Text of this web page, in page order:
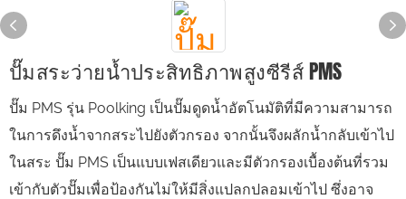
ปั๊มสระว่ายน้ำประสิทธิภาพสูงซีรีส์ PMS
ปั๊ม PMS รุ่น Poolking เป็นปั๊มดูดน้ำอัตโนมัติที่มีความสามารถ
ในการดึงน้ำจากสระไปยังตัวกรอง จากนั้นจึงผลักน้ำกลับเข้าไป
ในสระ ปั๊ม PMS เป็นแบบเฟสเดียวและมีตัวกรองเบื้องต้นที่รวม
เข้ากับตัวปั๊มเพื่อป้องกันไม่ให้มีสิ่งแปลกปลอมเข้าไป ซึ่งอาจ